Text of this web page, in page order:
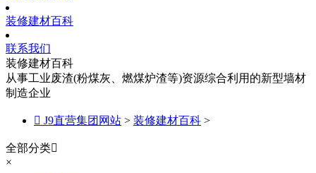
装修建材百科
联系我们
装修建材百科
从事工业废渣(粉煤灰、燃煤炉渣等)资源综合利用的新型墙材
制造企业
 J9直营集团网站 > 装修建材百科 >
全部分类
×